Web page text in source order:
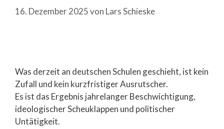
16. Dezember 2025von Lars Schieske
Was derzeit an deutschen Schulen geschieht, ist kein
Zufall und kein kurzfristiger Ausrutscher.
Es ist das Ergebnis jahrelanger Beschwichtigung,
ideologischer Scheuklappen und politischer
Untätigkeit.